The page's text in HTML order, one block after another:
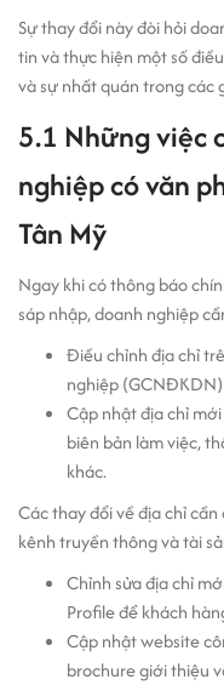
Sự thay đổi này đòi hỏi
tin và thực hiện một số
và sự nhất quán trong các
5.1 Những việc
nghiệp có văn
Tân Mỹ
Ngay khi có thông báo
sáp nhập, doanh nghiệp
Điều chỉnh địa chỉ
nghiệp
Cập nhật địa chỉ
biên bản làm việc,
khác.
Các thay đổi về địa chỉ
kênh truyền thông và tài
Chỉnh sửa địa chỉ
Profile để khách
Cập nhật website
brochure giới thiệu